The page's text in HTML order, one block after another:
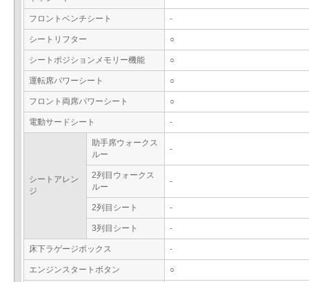
フロントベンチシート -
シートリフター ○
シートポジションメモリー機能 ○
運転席パワーシート ○
フロント両席パワーシート ○
電動サードシート -
シートアレン
ジ
助手席ウォークス
ルー
-
2列目ウォークス
ルー
-
2列目シート -
3列目シート -
床下ラゲージボックス -
エンジンスタートボタン ○